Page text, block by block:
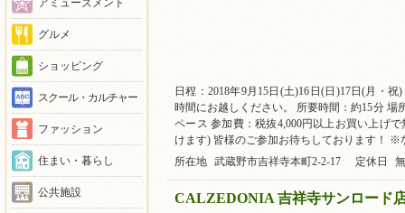
アミューズメント
グルメ
ショッピング
スクール・カルチャー
ファッション
住まい・暮らし
公共施設
日程：2018年9月15日(土)16日(日)17日(月・祝
時間にお越しください。 所要時間：約15分
ペース 参加費：税抜4,000円以上お買い上げ
けます) 皆様のご参加お待ちしております！ ※
所在地
武蔵野市吉祥寺本町2-2-17 定休日
CALZEDONIA 吉祥寺サンロード